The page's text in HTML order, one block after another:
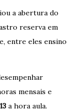
a abertura do
reserva em
entre eles ensino
mensais e
a hora aula.